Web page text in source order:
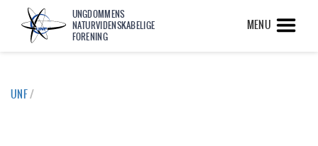
UNGDOMMENS
NATURVIDENSKABELIGE
FORENING
MENU
UNF/